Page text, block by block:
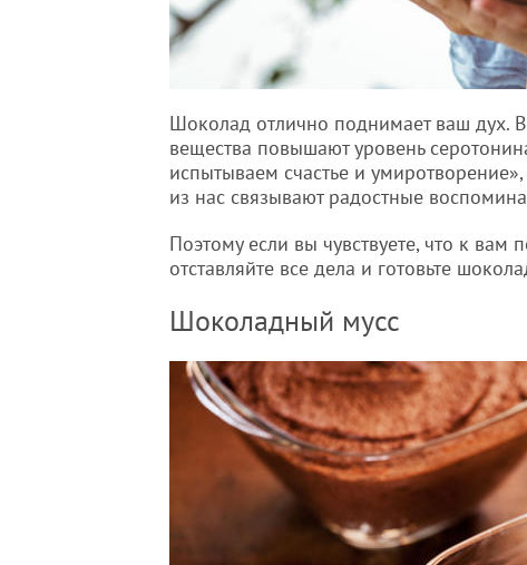
Шоколад отлично поднимает ваш дух.
вещества повышают уровень
испытываем счастье и
из нас связывают радостные
Поэтому если вы чувствуете, что к вам
отставляйте все дела и готовьте
Шоколадный мусс